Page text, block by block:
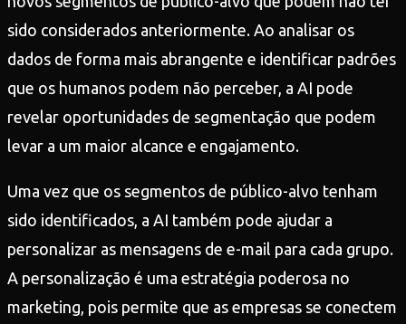
sido considerados anteriormente. Ao analisar os
dados de forma mais abrangente e identificar padrões
que os humanos podem não perceber, a AI pode
revelar oportunidades de segmentação que podem
levar a um maior alcance e engajamento.
Uma vez que os segmentos de público-alvo tenham
sido identificados, a AI também pode ajudar a
personalizar as mensagens de e-mail para cada grupo.
A personalização é uma estratégia poderosa no
marketing, pois permite que as empresas se conectem